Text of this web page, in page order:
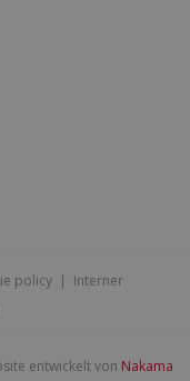
policy| Interner
entwickelt von Nakama